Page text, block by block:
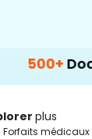
Doctors &
plus
Forfaits